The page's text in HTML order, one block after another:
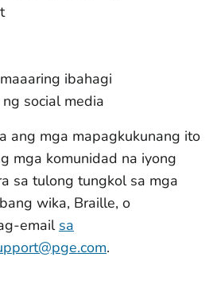
ibahagi
social media
ang mga mapagkukunang ito
mga komunidad na iyong
sa tulong tungkol sa mga
wika, Braille, o
email sa
.